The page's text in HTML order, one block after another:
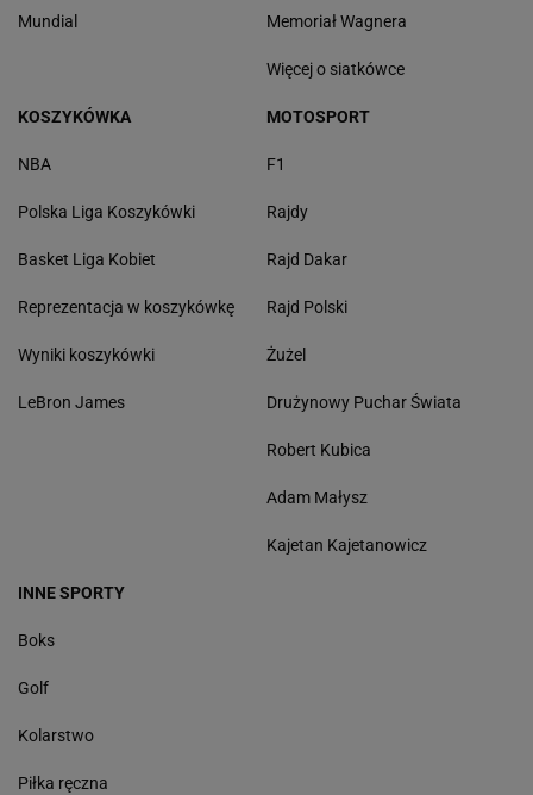
Mundial Memoriał Wagnera
Więcej o siatkówce
KOSZYKÓWKA
NBA
Polska Liga Koszykówki
Basket Liga Kobiet
Reprezentacja w koszykówkę
Wyniki koszykówki
LeBron James
MOTOSPORT
F1
Rajdy
Rajd Dakar
Rajd Polski
Żużel
Drużynowy Puchar Świata
Robert Kubica
Adam Małysz
Kajetan Kajetanowicz
INNE SPORTY
Boks
Golf
Kolarstwo
Piłka ręczna